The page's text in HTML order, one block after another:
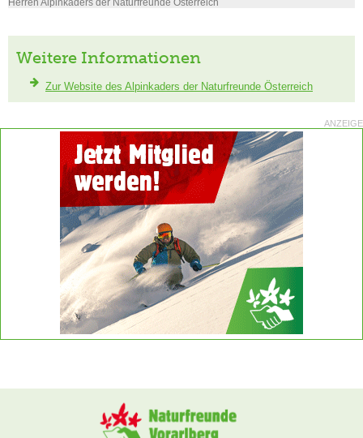
Herren Alpinkaders der Naturfreunde Österreich
Weitere Informationen
Zur Website des Alpinkaders der Naturfreunde Österreich
ANZEIGE